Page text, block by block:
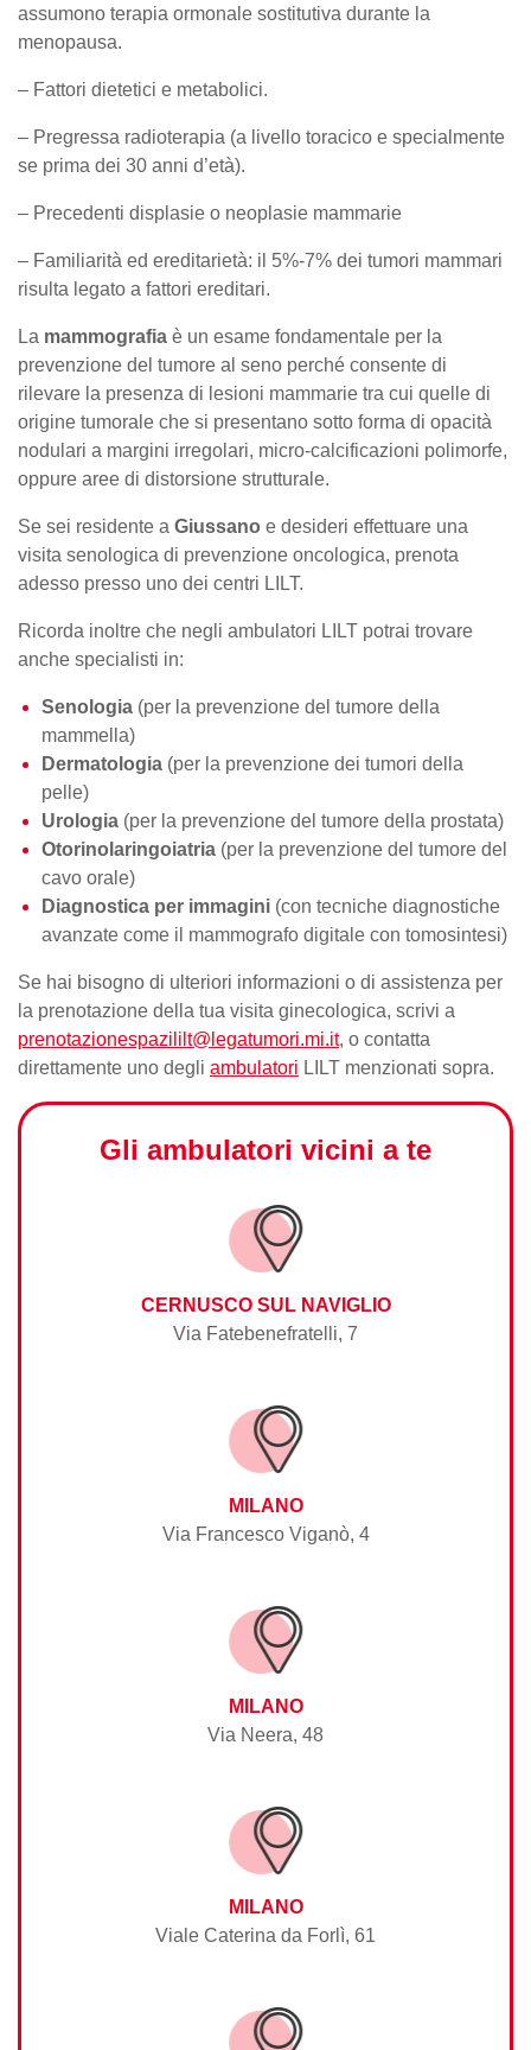
assumono terapia ormonale sostitutiva durante la
menopausa.
– Fattori dietetici e metabolici.
– Pregressa radioterapia (a livello toracico e specialmente
se prima dei 30 anni d’età).
– Precedenti displasie o neoplasie mammarie
– Familiarità ed ereditarietà: il 5%-7% dei tumori mammari
risulta legato a fattori ereditari.
La mammografia è un esame fondamentale per la
prevenzione del tumore al seno perché consente di
rilevare la presenza di lesioni mammarie tra cui quelle di
origine tumorale che si presentano sotto forma di opacità
nodulari a margini irregolari, micro-calcificazioni polimorfe,
oppure aree di distorsione strutturale.
Se sei residente a Giussano e desideri effettuare una
visita senologica di prevenzione oncologica, prenota
adesso presso uno dei centri LILT.
Ricorda inoltre che negli ambulatori LILT potrai trovare
anche specialisti in:
Senologia (per la prevenzione del tumore della
mammella)
Dermatologia (per la prevenzione dei tumori della
pelle)
Urologia (per la prevenzione del tumore della prostata)
Otorinolaringoiatria (per la prevenzione del tumore del
cavo orale)
Diagnostica per immagini (con tecniche diagnostiche
avanzate come il mammografo digitale con tomosintesi)
Se hai bisogno di ulteriori informazioni o di assistenza per
la prenotazione della tua visita ginecologica, scrivi a
prenotazionespazililt@legatumori.mi.it, o contatta
direttamente uno degli ambulatori LILT menzionati sopra.
Gli ambulatori vicini a te
CERNUSCO SUL NAVIGLIO
Via Fatebenefratelli, 7
MILANO
Via Francesco Viganò, 4
MILANO
Via Neera, 48
MILANO
Viale Caterina da Forlì, 61